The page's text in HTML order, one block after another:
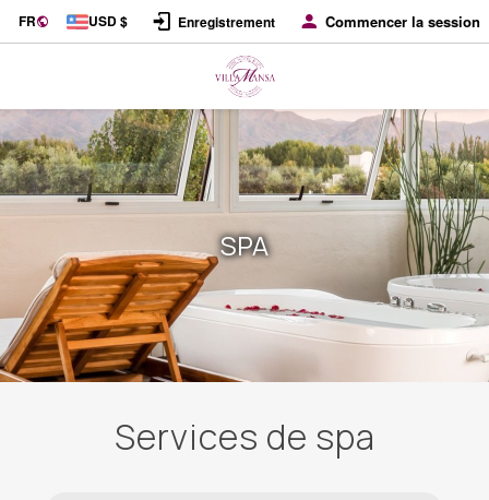
FR USD $ Enregistrement Commencer la session
SPA
Services de spa